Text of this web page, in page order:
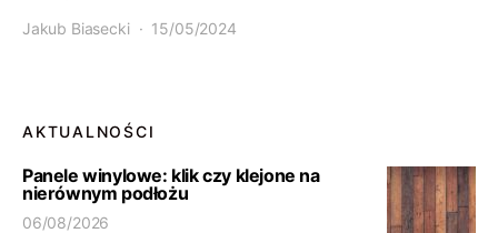
Jakub Biasecki 15/05/2024
AKTUALNOŚCI
Panele winylowe: klik czy klejone na
nierównym podłożu
06/08/2026